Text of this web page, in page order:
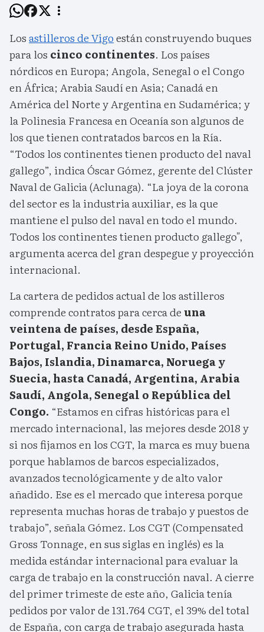
Losastilleros de Vigoestán construyendo buques
para los cinco continentes. Los países
nórdicos en Europa; Angola, Senegal o el Congo
en África; Arabia Saudí en Asia; Canadá en
América del Norte y Argentina en Sudamérica; y
la Polinesia Francesa en Oceanía son algunos de
los que tienen contratados barcos en la Ría.
“Todos los continentes tienen producto del naval
gallego”, indica Óscar Gómez, gerente del Clúster
Naval de Galicia (Aclunaga). “La joya de la corona
del sector es la industria auxiliar, es la que
mantiene el pulso del naval en todo el mundo.
Todos los continentes tienen producto gallego",
argumenta acerca del gran despegue y proyección
internacional.
La cartera de pedidos actual de los astilleros
comprende contratos para cerca deuna
veintena de países, desde España,
Portugal, Francia Reino Unido, Países
Bajos, Islandia, Dinamarca, Noruega y
Suecia, hasta Canadá, Argentina, Arabia
Saudí, Angola, Senegal o República del
Congo. “Estamos en cifras históricas para el
mercado internacional, las mejores desde 2018 y
si nos fijamos en los CGT, la marca es muy buena
porque hablamos de barcos especializados,
avanzados tecnológicamente y de alto valor
añadido. Ese es el mercado que interesa porque
representa muchas horas de trabajo y puestos de
trabajo”, señala Gómez. Los CGT (Compensated
Gross Tonnage, en sus siglas en inglés) es la
medida estándar internacional para evaluar la
carga de trabajo en la construcción naval. A cierre
del primer trimeste de este año, Galicia tenía
pedidos por valor de 131.764 CGT, el 39% del total
de España, con carga de trabajo asegurada hasta